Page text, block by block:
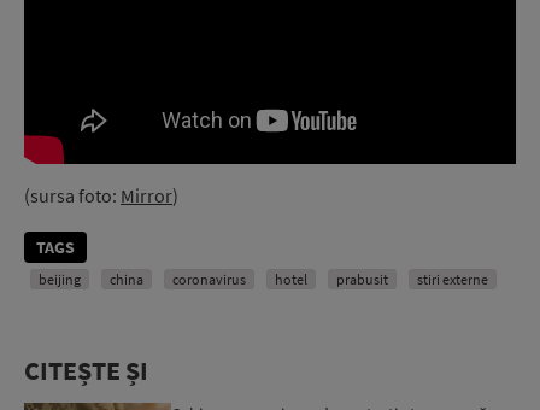
(sursa foto: Mirror)
TAGS
beijing china coronavirus hotel prabusit stiri externe
CITEȘTE ȘI